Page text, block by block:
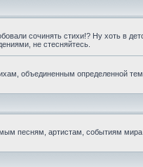
сочинять стихи!? Ну хоть в
не стесняйтесь.
объединенным определенной
песням, артистам, событиям